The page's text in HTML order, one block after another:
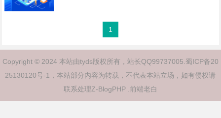
1
Copyright © 2024 本站由tyds版权所有，站长QQ99737005. 蜀ICP备20
25130120号-1 ，本站部分内容为转载，不代表本站立场，如有侵权请
联系处理Z-BlogPHP. 前端老白